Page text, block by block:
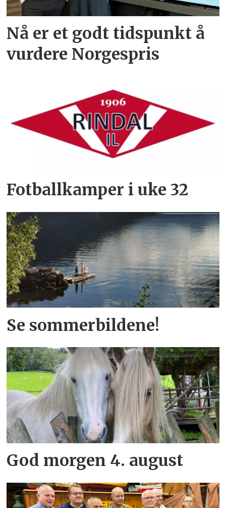
Nå er et godt tidspunkt å
vurdere Norgespris
Fotballkamper i uke 32
Se sommerbildene!
God morgen 4. august